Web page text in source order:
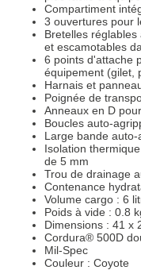
Compartiment
3 ouvertures pour
Bretelles
et escamotables
6 points d'attache
équipement (gilet,
Harnais et
Poignée de
Anneaux en D
Boucles auto-
Large bande
Isolation
de 5 mm
Trou de drainage
Contenance
Volume cargo : 6
Poids à vide : 0.8
Dimensions : 41 x
Cordura® 500D
Mil-Spec
Couleur : Coyote